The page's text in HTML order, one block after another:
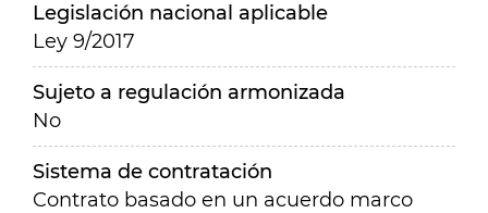
Legislación nacional aplicable
Ley 9/2017
Sujeto a regulación armonizada
No
Sistema de contratación
Contrato basado en un acuerdo marco